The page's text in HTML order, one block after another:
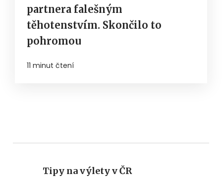
partnera falešným
těhotenstvím. Skončilo to
pohromou
11 minut čtení
Tipy na výlety v ČR